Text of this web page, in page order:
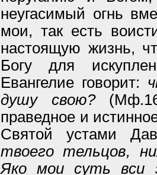
неугасимый огнь
мои, так есть
настоящую жизнь,
Богу для
Евангелие говорит:
душу свою?
праведное и
Святой устами
твоего тельцов,
Яко мои суть вси